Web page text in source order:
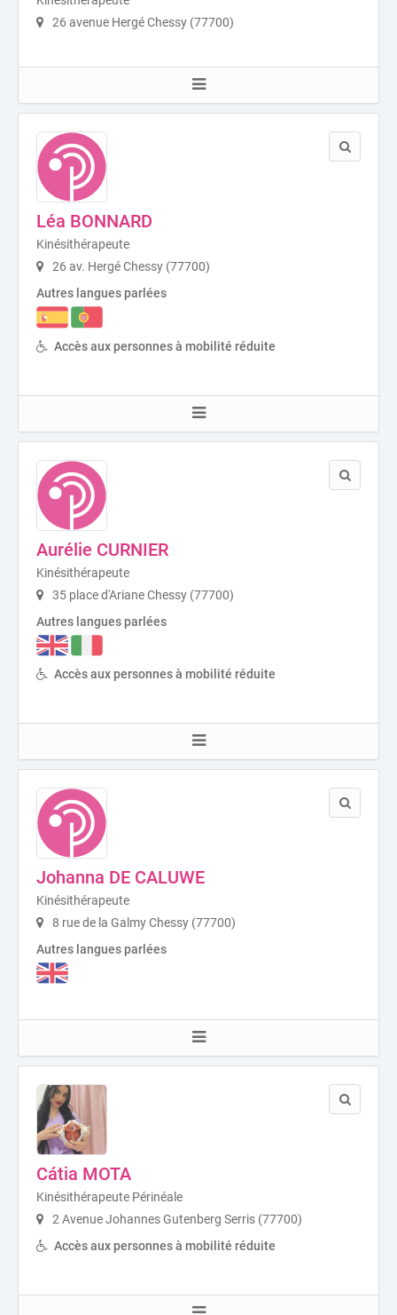
26 avenue Hergé Chessy (77700)
Léa BONNARD
Kinésithérapeute
26 av. Hergé Chessy (77700)
Autres langues parlées
Accès aux personnes à mobilité réduite
Aurélie CURNIER
Kinésithérapeute
35 place d'Ariane Chessy (77700)
Autres langues parlées
Accès aux personnes à mobilité réduite
Johanna DE CALUWE
Kinésithérapeute
8 rue de la Galmy Chessy (77700)
Autres langues parlées
Cátia MOTA
Kinésithérapeute Périnéale
2 Avenue Johannes Gutenberg Serris (77700)
Accès aux personnes à mobilité réduite